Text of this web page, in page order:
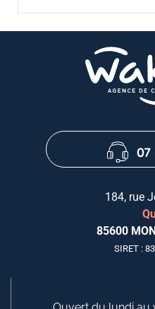
07
184, rue
85600
SIRET :